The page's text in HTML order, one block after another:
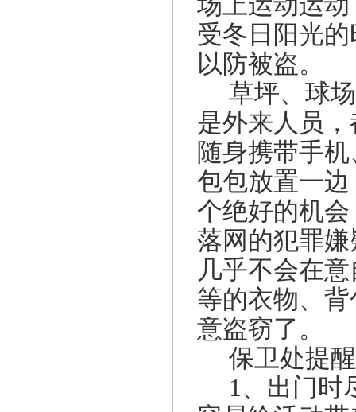
受冬日阳光
以防被盗。
草坪、球
是外来人员
随身携带手
包包放置一
个绝好的机
落网的犯罪
几乎不会在
等的衣物、
意盗窃了。
保卫处提
1、出门时